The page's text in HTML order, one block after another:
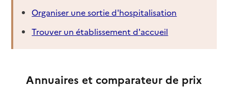
Organiser une sortie d'hospitalisation
Trouver un établissement d'accueil
Annuaires et comparateur de prix